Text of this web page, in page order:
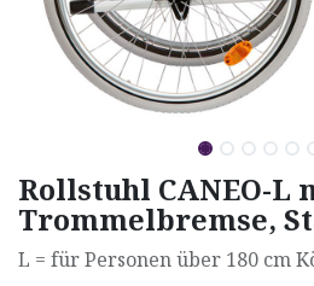
Rollstuhl CANEO-L
Trommelbremse,
L = für Personen über 180 cm